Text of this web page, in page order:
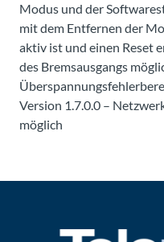
Modus und der
mit dem Entfernen der
aktiv ist und einen Reset
des Bremsausgangs
Version 1.7.0.0 –
möglich